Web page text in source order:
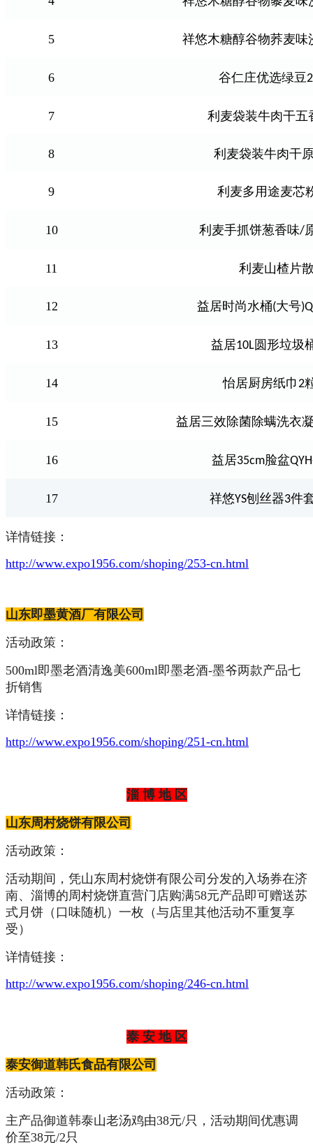
5 祥悠木糖醇谷物荞麦味
6 谷仁庄优选绿豆
7 利麦袋装牛肉干五
8 利麦袋装牛肉干
9 利麦多用途麦芯
10 利麦手抓饼葱香味/
11 利麦山楂片
12 益居时尚水桶(大号
13 益居10L圆形垃圾
14 怡居厨房纸巾2
15 益居三效除菌除螨洗衣
16 益居35cm脸盆
17 祥悠YS刨丝器3件
详情链接：
http://www.expo1956.com/shoping/253-cn.html
山东即墨黄酒厂有限公司
活动政策：
500ml即墨老酒清逸美600ml即墨老酒-墨爷两款产品七
折销售
详情链接：
http://www.expo1956.com/shoping/251-cn.html
淄 博 地 区
山东周村烧饼有限公司
活动政策：
活动期间，凭山东周村烧饼有限公司分发的入场券在济
南、淄博的周村烧饼直营门店购满58元产品即可赠送苏
式月饼（口味随机）一枚（与店里其他活动不重复享
受）
详情链接：
http://www.expo1956.com/shoping/246-cn.html
泰 安 地 区
泰安御道韩氏食品有限公司
活动政策：
主产品御道韩泰山老汤鸡由38元/只，活动期间优惠调
价至38元/2只